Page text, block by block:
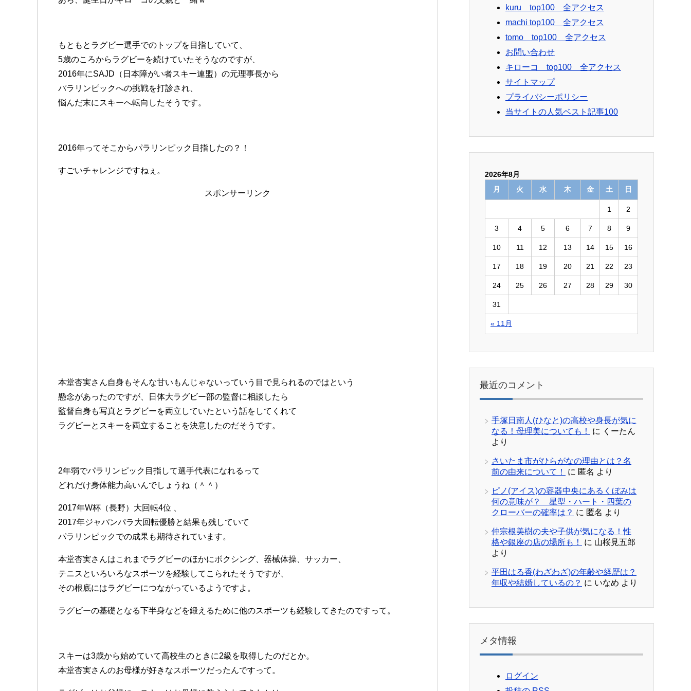
もともとラグビー選手でのトップを目指していて、
5歳のころからラグビーを続けていたそうなのですが、
2016年にSAJD（日本障がい者スキー連盟）の元理事長から
パラリンピックへの挑戦を打診され、
悩んだ末にスキーへ転向したそうです。
2016年ってそこからパラリンピック目指したの？！
すごいチャレンジですねぇ。
スポンサーリンク
本堂杏実さん自身もそんな甘いもんじゃないっていう目で見られるのではという
懸念があったのですが、日体大ラグビー部の監督に相談したら
監督自身も写真とラグビーを両立していたという話をしてくれて
ラグビーとスキーを両立することを決意したのだそうです。
2年弱でパラリンピック目指して選手代表になれるって
どれだけ身体能力高いんでしょうね（＾＾）
2017年W杯（長野）大回転4位 、
2017年ジャパンパラ大回転優勝と結果も残していて
パラリンピックでの成果も期待されています。
本堂杏実さんはこれまでラグビーのほかにボクシング、器械体操、サッカー、
テニスといろいろなスポーツを経験してこられたそうですが、
その根底にはラグビーにつながっているようですよ。
ラグビーの基礎となる下半身などを鍛えるために他のスポーツも経験してきたのですって。
スキーは3歳から始めていて高校生のときに2級を取得したのだとか。
本堂杏実さんのお母様が好きなスポーツだったんですって。
kuru top100 全アクセス
machi top100 全アクセス
tomo top100 全アクセス
お問い合わせ
キローコ top100 全アクセス
サイトマップ
プライバシーポリシー
当サイトの人気ベスト記事100
2026年8月
月
火 水 木 金 土 日
« 11月
1 2
3 4 5 6 7 8 9
10 11 12 13 14 15 16
17 18 19 20 21 22 23
24 25 26 27 28 29 30
31
最近のコメント
手塚日南人(ひなと)の高校や身長が気に
なる！母理美についても！
に くーたん
より
さいたま市がひらがなの理由とは？名
前の由来について！
に 匿名 より
ピノ(アイス)の容器中央にあるくぼみは
何の意味が？ 星型・ハート・四葉の
クローバーの確率は？ に 匿名 より
仲宗根美樹の夫や子供が気になる！性
格や銀座の店の場所も！
に 山桜見五郎
より
平田はる香(わざわざ)の年齢や経歴は？
年収や結婚しているの？ に いなめ より
メタ情報
ログイン